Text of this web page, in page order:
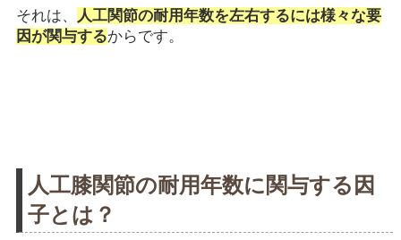
それは、
人工関節の耐用年数を左右するには様々な要
因が関与するからです。
人工膝関節の耐用年数に関与する因
子とは？